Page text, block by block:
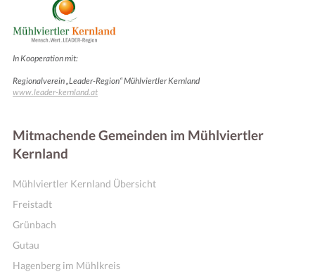
Fitness, Yoga und Co
In Kooperation mit:
Regionalverein „Leader-Region“ Mühlviertler Kernland
www.leader-kernland.at
Mitmachende Gemeinden im Mühlviertler
Kernland
Mühlviertler Kernland Übersicht
Freistadt
Grünbach
Gutau
Hagenberg im Mühlkreis